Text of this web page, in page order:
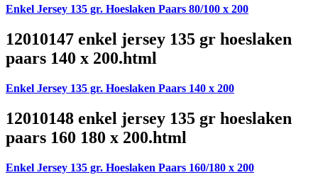
Enkel Jersey 135 gr. Hoeslaken Paars 80/100 x 200
12010147 enkel jersey 135 gr hoeslaken
paars 140 x 200.html
Enkel Jersey 135 gr. Hoeslaken Paars 140 x 200
12010148 enkel jersey 135 gr hoeslaken
paars 160 180 x 200.html
Enkel Jersey 135 gr. Hoeslaken Paars 160/180 x 200